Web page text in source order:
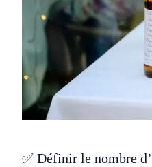
✅ Définir le nombre